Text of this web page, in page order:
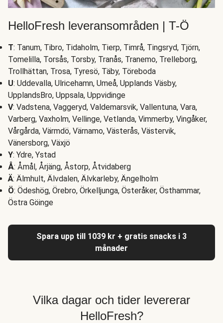
HelloFresh leveransområden | T-Ö
T: Tanum, Tibro, Tidaholm, Tierp, Timrå, Tingsryd, Tjörn,
Tomelilla, Torsås, Torsby, Tranås, Tranemo, Trelleborg,
Trollhättan, Trosa, Tyresö, Täby, Töreboda
U: Uddevalla, Ulricehamn, Umeå, Upplands Väsby,
UpplandsBro, Uppsala, Uppvidinge
V: Vadstena, Vaggeryd, Valdemarsvik, Vallentuna, Vara,
Varberg, Vaxholm, Vellinge, Vetlanda, Vimmerby, Vingåker,
Vårgårda, Värmdö, Värnamo, Västerås, Västervik,
Vänersborg, Växjö
Y: Ydre, Ystad
Å: Åmål, Årjäng, Åstorp, Åtvidaberg
Ä: Älmhult, Älvdalen, Älvkarleby, Ängelholm
Ö: Ödeshög, Örebro, Örkelljunga, Österåker, Östhammar,
Östra Göinge
Spara upp till 1039 kr + gratis snacks i 3
månader
Vilka dagar och tider levererar
HelloFresh?